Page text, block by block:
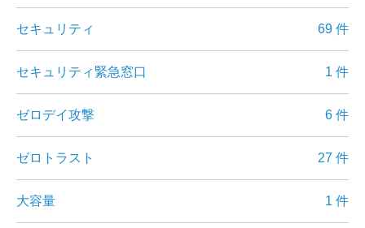
セキュリティ 69 件
セキュリティ緊急窓口 1 件
ゼロデイ攻撃 6 件
ゼロトラスト 27 件
大容量 1 件